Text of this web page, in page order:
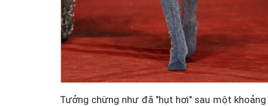
Tưởng chừng như đã "hụt hơi" sau một